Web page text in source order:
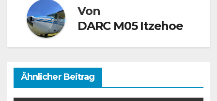
Von
DARC M05 Itzehoe
Ähnlicher Beitrag